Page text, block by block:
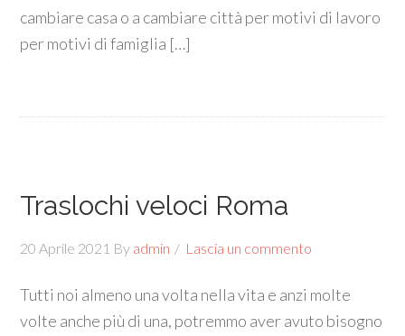
cambiare casa o a cambiare città per motivi di lavoro
per motivi di famiglia […]
Traslochi veloci Roma
20 Aprile 2021 By admin Lascia un commento
Tutti noi almeno una volta nella vita e anzi molte
volte anche più di una, potremmo aver avuto bisogno